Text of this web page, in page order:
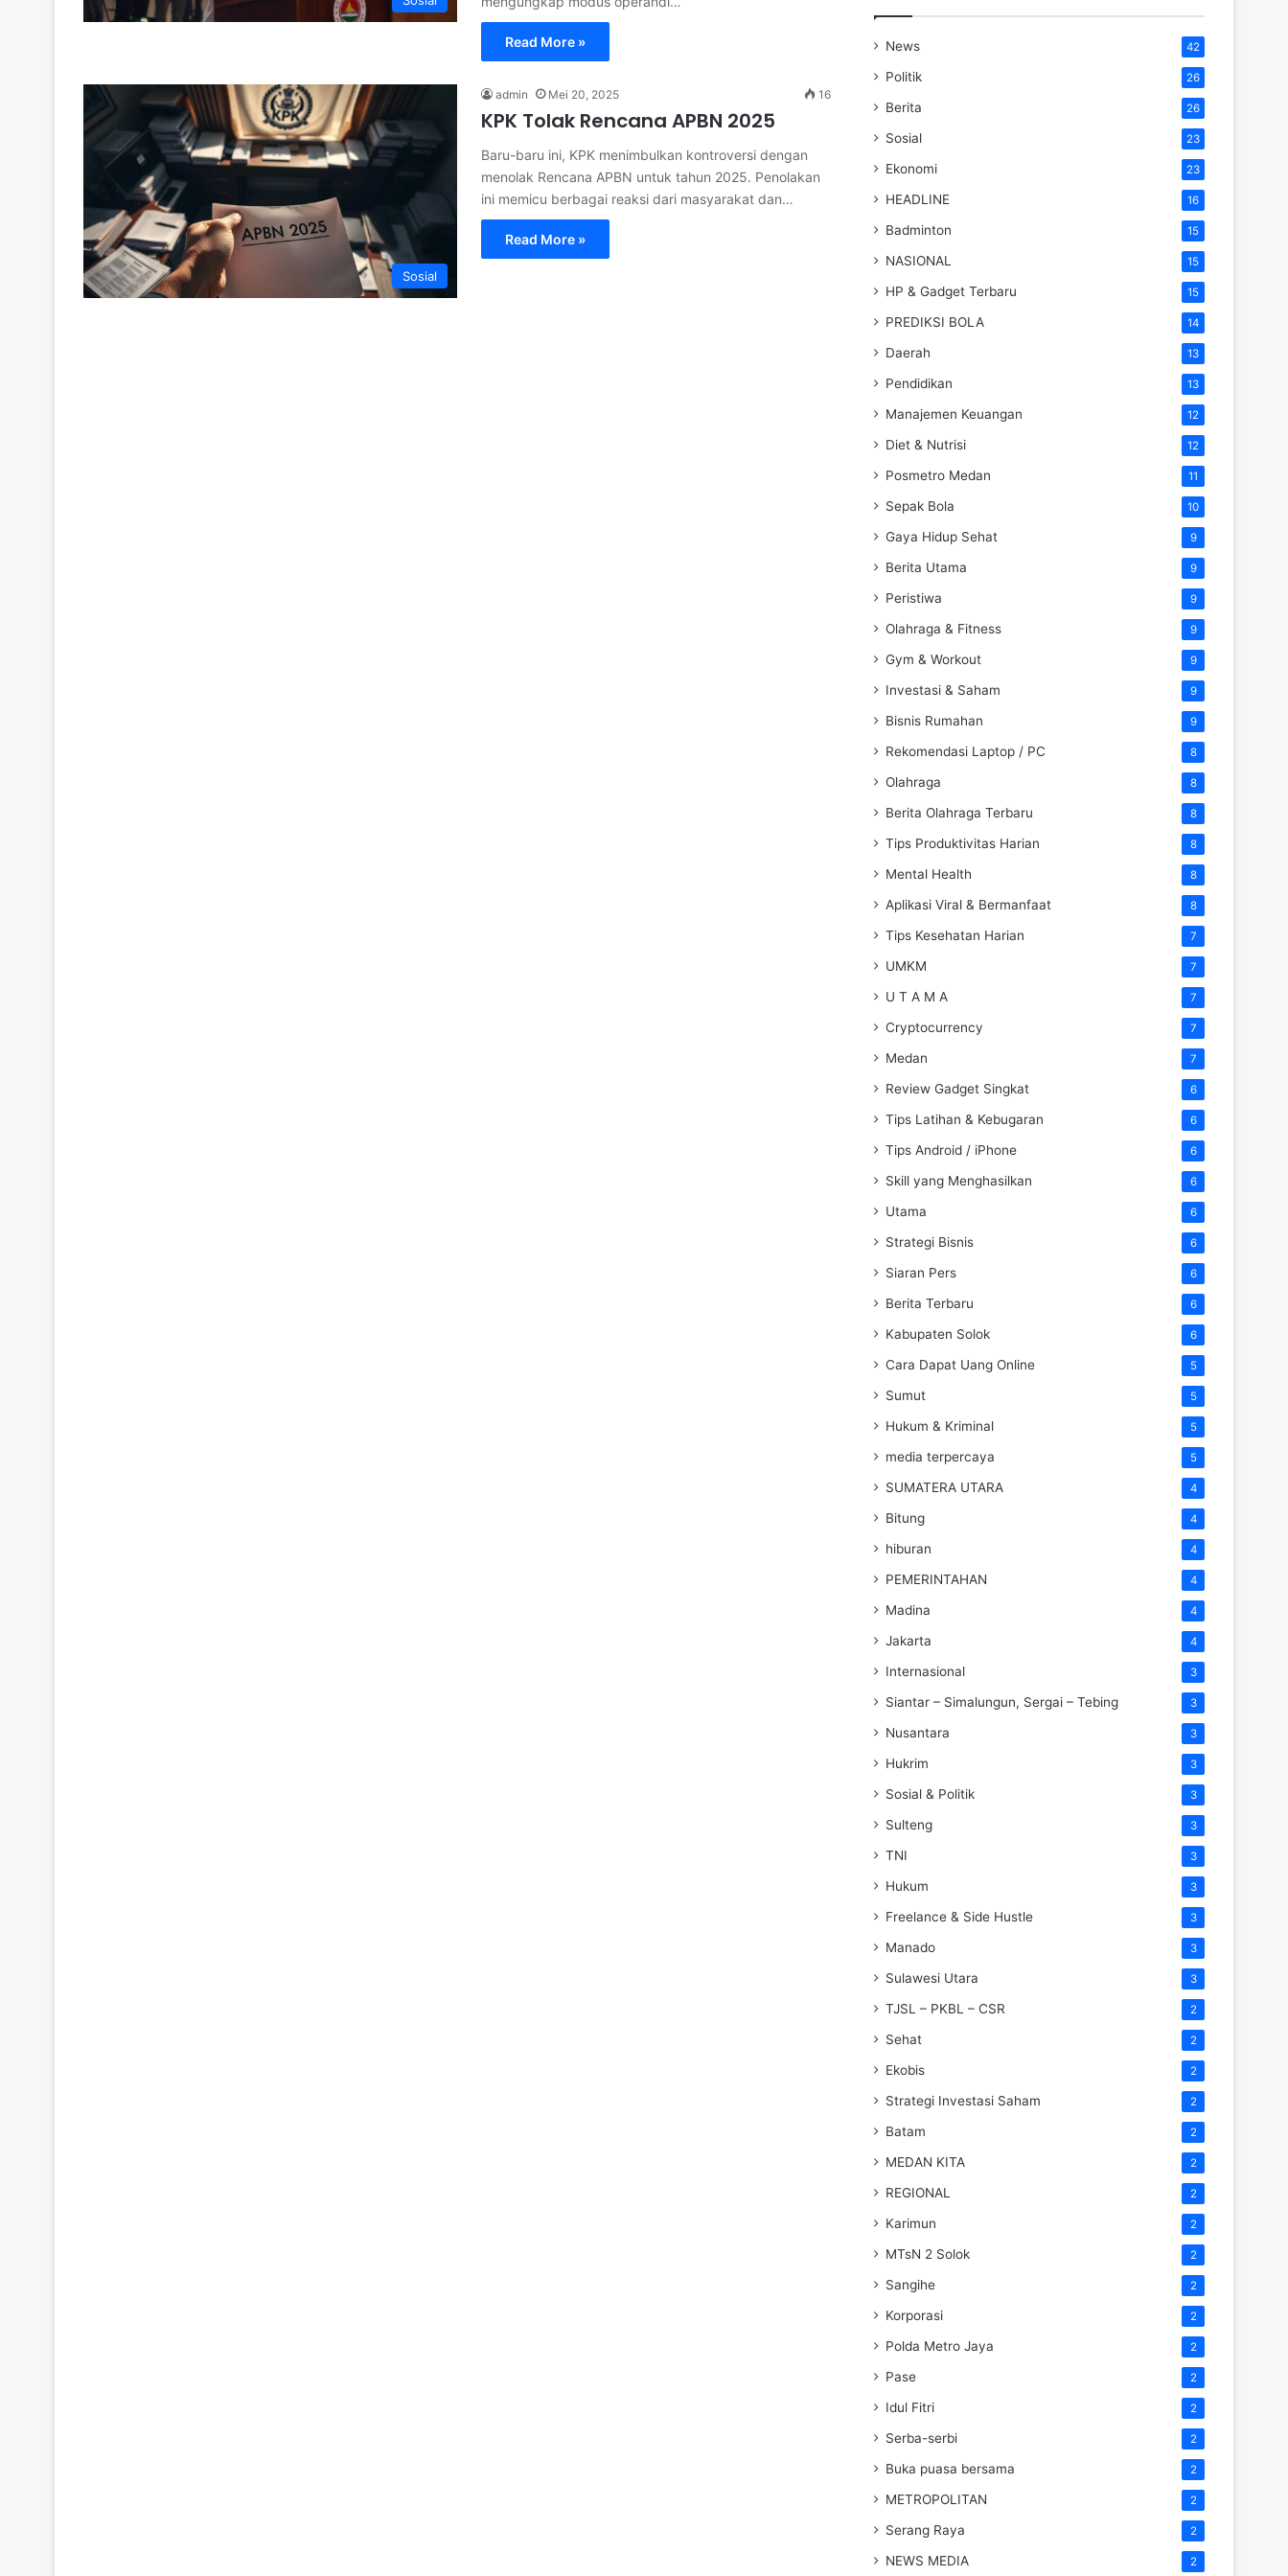
Read More »
Sosial
admin Mei 20, 2025 16
KPK Tolak Rencana APBN 2025
Baru-baru ini, KPK menimbulkan kontroversi dengan
menolak Rencana APBN untuk tahun 2025. Penolakan
ini memicu berbagai reaksi dari masyarakat dan…
Read More »
News 42
Politik 26
Berita 26
Sosial 23
Ekonomi 23
HEADLINE 16
Badminton 15
NASIONAL 15
HP & Gadget Terbaru 15
PREDIKSI BOLA 14
Daerah 13
Pendidikan 13
Manajemen Keuangan 12
Diet & Nutrisi 12
Posmetro Medan 11
Sepak Bola 10
Gaya Hidup Sehat 9
Berita Utama 9
Peristiwa 9
Olahraga & Fitness 9
Gym & Workout 9
Investasi & Saham 9
Bisnis Rumahan 9
Rekomendasi Laptop / PC 8
Olahraga 8
Berita Olahraga Terbaru 8
Tips Produktivitas Harian 8
Mental Health 8
Aplikasi Viral & Bermanfaat 8
Tips Kesehatan Harian 7
UMKM 7
U T A M A 7
Cryptocurrency 7
Medan 7
Review Gadget Singkat 6
Tips Latihan & Kebugaran 6
Tips Android / iPhone 6
Skill yang Menghasilkan 6
Utama 6
Strategi Bisnis 6
Siaran Pers 6
Berita Terbaru 6
Kabupaten Solok 6
Cara Dapat Uang Online 5
Sumut 5
Hukum & Kriminal 5
media terpercaya 5
SUMATERA UTARA 4
Bitung 4
hiburan 4
PEMERINTAHAN 4
Madina 4
Jakarta 4
Internasional 3
Siantar – Simalungun, Sergai – Tebing 3
Nusantara 3
Hukrim 3
Sosial & Politik 3
Sulteng 3
TNI 3
Hukum 3
Freelance & Side Hustle 3
Manado 3
Sulawesi Utara 3
TJSL – PKBL – CSR 2
Sehat 2
Ekobis 2
Strategi Investasi Saham 2
Batam 2
MEDAN KITA 2
REGIONAL 2
Karimun 2
MTsN 2 Solok 2
Sangihe 2
Korporasi 2
Polda Metro Jaya 2
Pase 2
Idul Fitri 2
Serba-serbi 2
Buka puasa bersama 2
METROPOLITAN 2
Serang Raya 2
NEWS MEDIA 2